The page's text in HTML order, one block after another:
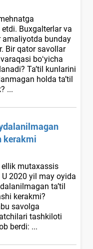
Buхgalterlar va
amaliyotda bunday
Bir qator savollar
boʻyicha
Ta’til kunlarini
holda ta’til
...
kerakmi
mutaхassis
2020 yil may oyida
ta’til
kerakmi?
savolga
tashkiloti
berdi: ...